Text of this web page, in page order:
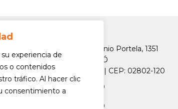
experiencia de
o contenidos
tráfico. Al hacer clic
consentimiento a
Av. Min. Petrônio Portela, 1351
Freguesia do Ó
São Paulo/SP | CEP: 02802-120
(11) 3975-6000
(11) 3975-6000